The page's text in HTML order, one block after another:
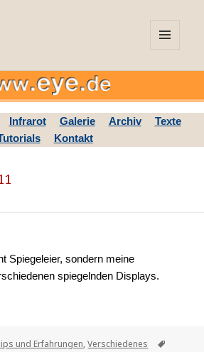
UND
Infrarot Galerie Archiv
Texte
Kontakt
Spiegeleier, sondern meine
spiegelnden Displays.
und Erfahrungen,Verschiedenes